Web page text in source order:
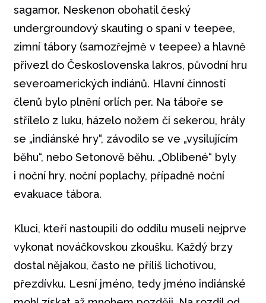
sagamor. Neskenon obohatil český
undergroundový skauting o spaní v teepee,
zimní tábory (samozřejmě v teepee) a hlavně
přivezl do Československa lakros, původní hru
severoamerických indiánů. Hlavní činností
členů bylo plnění orlích per. Na táboře se
střílelo z luku, házelo nožem či sekerou, hrály
se „indiánské hry“, závodilo se ve „vysilujícím
běhu“, nebo Setonově běhu. „Oblíbené“ byly
i noční hry, noční poplachy, případně noční
evakuace tábora.
Kluci, kteří nastoupili do oddílu museli nejprve
vykonat nováčkovskou zkoušku. Každý brzy
dostal nějakou, často ne příliš lichotivou,
přezdívku. Lesní jméno, tedy jméno indiánské